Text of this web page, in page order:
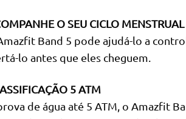
O SEU CICLO MENSTRUAL
Band 5 pode ajudá-lo a
lo antes que eles cheguem.
5 ATM
de água até 5 ATM, o Amazfit